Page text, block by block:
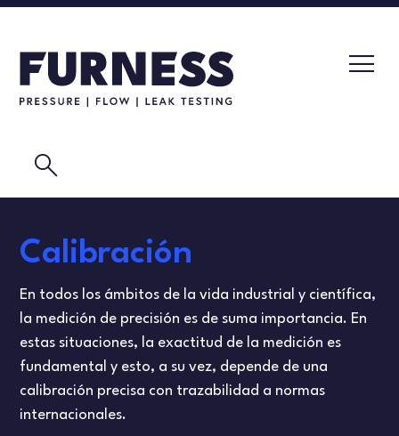
DETECTORES DE FUGAS
TRANSMISORES DE PRESIÓN
COMPROBADORES DE FLUJO
CALIBRACIÓN
PRUEBAS DE FUGAS
search
Calibración
En todos los ámbitos de la vida industrial y científica,
la medición de precisión es de suma importancia. En
estas situaciones, la exactitud de la medición es
fundamental y esto, a su vez, depende de una
calibración precisa con trazabilidad a normas
internacionales.